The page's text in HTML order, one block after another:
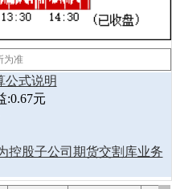
为准
公式说明
:0.67元
控股子公司期货交割库业务